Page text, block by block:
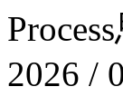
2026 /